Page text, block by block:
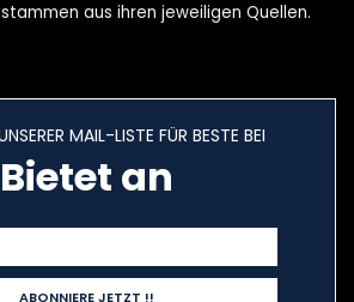
aus ihren jeweiligen Quellen.
MAIL-LISTE FÜR BESTE BEI
Bietet an